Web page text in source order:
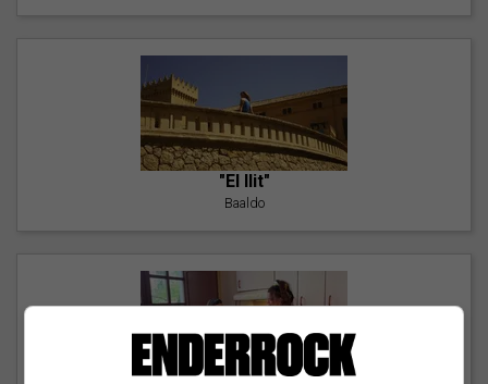
"El llit"
Baaldo